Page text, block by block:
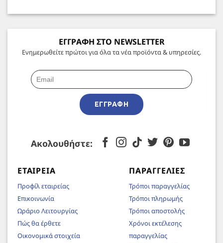
ΕΓΓΡΑΦΗ ΣΤΟ NEWSLETTER
Ενημερωθείτε πρώτοι για όλα τα νέα προϊόντα & υπηρεσίες.
ΕΓΓΡΑΦΉ
Ακολουθήστε:
ΕΤΑΙΡΕΊΑ
Προφίλ εταιρείας
Επικοινωνία
Ωράριο Λειτουργίας
Πώς θα έρθετε
Οικονομικά στοιχεία
ΠΑΡΑΓΓΕΛΊΕΣ
Τρόποι παραγγελίας
Τρόποι πληρωμής
Τρόποι αποστολής
Χρόνοι εκτέλεσης
παραγγελίας